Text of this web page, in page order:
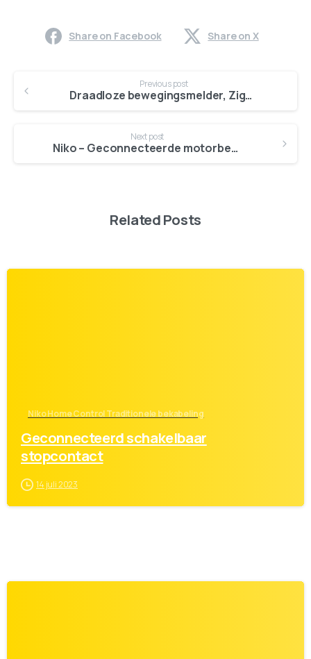
Share on Facebook Share on X
Previous post
Draadloze bewegingsmelder, Zigbee®
Next post
Niko – Geconnecteerde motorbediening
Related Posts
Niko Home Control Traditionele bekabeling
Geconnecteerd schakelbaar
stopcontact
14 juli 2023